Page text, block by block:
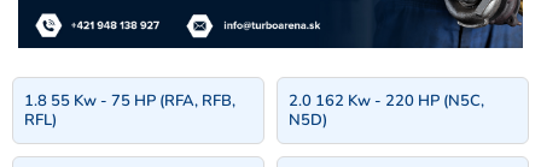
1.8 55 Kw - 75 HP (RFA, RFB,
RFL)
2.0 162 Kw - 220 HP (N5C,
N5D)